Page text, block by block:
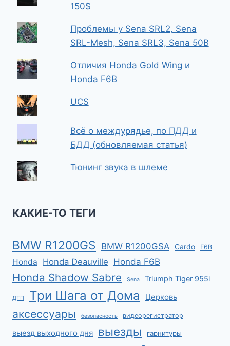
150$
Проблемы у Sena SRL2, Sena
SRL-Mesh, Sena SRL3, Sena 50B
Отличия Honda Gold Wing и
Honda F6B
UCS
Всё о междурядье, по ПДД и
БДД (обновляемая статья)
Тюнинг звука в шлеме
КАКИЕ-ТО ТЕГИ
BMW R1200GS BMW R1200GSA Cardo F6B
Honda Honda Deauville Honda F6B
Honda Shadow Sabre Sena Triumph Tiger 955i
ДТП Три Шага от Дома Церковь
аксессуары безопасность видеорегистратор
выезд выходного дня выезды гарнитуры